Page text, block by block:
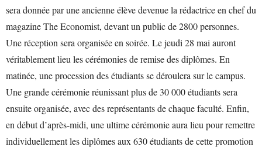
sera donnée par une ancienne élève devenue la rédactrice en chef du
magazine The Economist, devant un public de 2800 personnes.
Une réception sera organisée en soirée. Le jeudi 28 mai auront
véritablement lieu les cérémonies de remise des diplômes. En
matinée, une procession des étudiants se déroulera sur le campus.
Une grande cérémonie réunissant plus de 30 000 étudiants sera
ensuite organisée, avec des représentants de chaque faculté. Enfin,
en début d’après-midi, une ultime cérémonie aura lieu pour remettre
individuellement les diplômes aux 630 étudiants de cette promotion